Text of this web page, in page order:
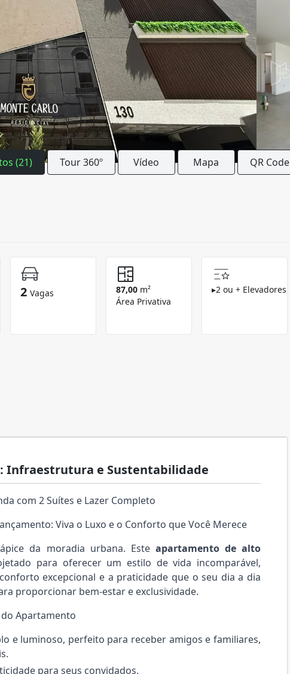
(21) Tour 360º Vídeo Mapa QR Code
2 Vagas 87,00 m²
Área Privativa
▸2 ou + Elevadores
Infraestrutura e Sustentabilidade
com 2 Suítes e Lazer Completo
Viva o Luxo e o Conforto que Você Merece
da moradia urbana. Este apartamento de alto
para oferecer um estilo de vida incomparável,
excepcional e a praticidade que o seu dia a dia
proporcionar bem-estar e exclusividade.
do Apartamento
e luminoso, perfeito para receber amigos e familiares,
para seus convidados.